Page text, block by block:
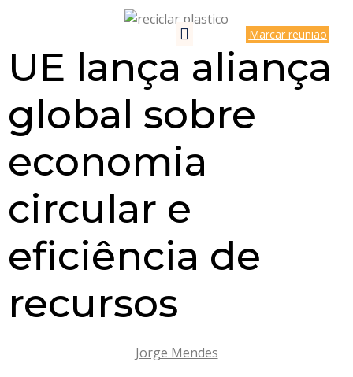
Marcar reunião
UE lança aliança
global sobre
economia
circular e
eficiência de
recursos
Jorge Mendes